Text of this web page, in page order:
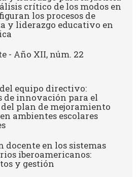
crítico de los modos en
los procesos de
y liderazgo educativo en
- Año XII, núm. 22
equipo directivo:
de innovación para el
plan de mejoramiento
ambientes escolares
docente en los sistemas
iberoamericanos:
y gestión